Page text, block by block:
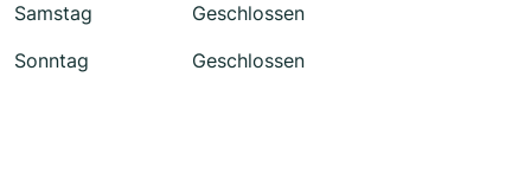
Samstag
Geschlossen
Sonntag
Geschlossen